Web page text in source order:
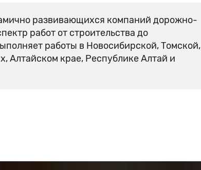
развивающихся компаний дорожно-
работ от строительства до
работы в Новосибирской, Томской,
Алтайском крае, Республике Алтай и